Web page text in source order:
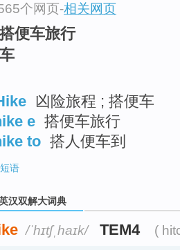
个网页-相关网页
便车旅行
凶险旅程 ; 搭便车
e 搭便车旅行
to 搭人便车到
语
汉双解大词典
/ˈhɪtʃˌhaɪk/ TEM4 (